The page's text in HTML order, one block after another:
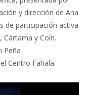
y dirección de Ana
de participación activa
Cártama y Coín.
Peña
Centro Fahala.